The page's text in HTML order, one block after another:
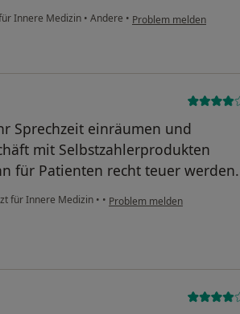
Innere Medizin • Andere • Problem melden
Sprechzeit einräumen und
mit Selbstzahlerprodukten
für Patienten recht teuer werden.
für Innere Medizin • • Problem melden